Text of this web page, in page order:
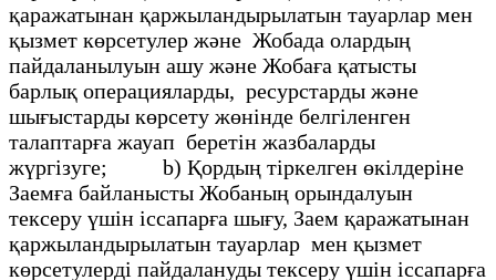
қаражатынан қаржыландырылатын тауарлар мен
қызмет көрсетулер және Жобада олардың
пайдаланылуын ашу және Жобаға қатысты
барлық операцияларды, ресурстарды және
шығыстарды көрсету жөнiнде белгiленген
талаптарға жауап беретiн жазбаларды
жүргiзуге; b) Қордың тiркелген өкiлдерiне
Заемға байланысты Жобаның орындалуын
тексеру үшiн іссапарға шығу, Заем қаражатынан
қаржыландырылатын тауарлар мен қызмет
көрсетулердi пайдалануды тексеру үшiн іссапарға